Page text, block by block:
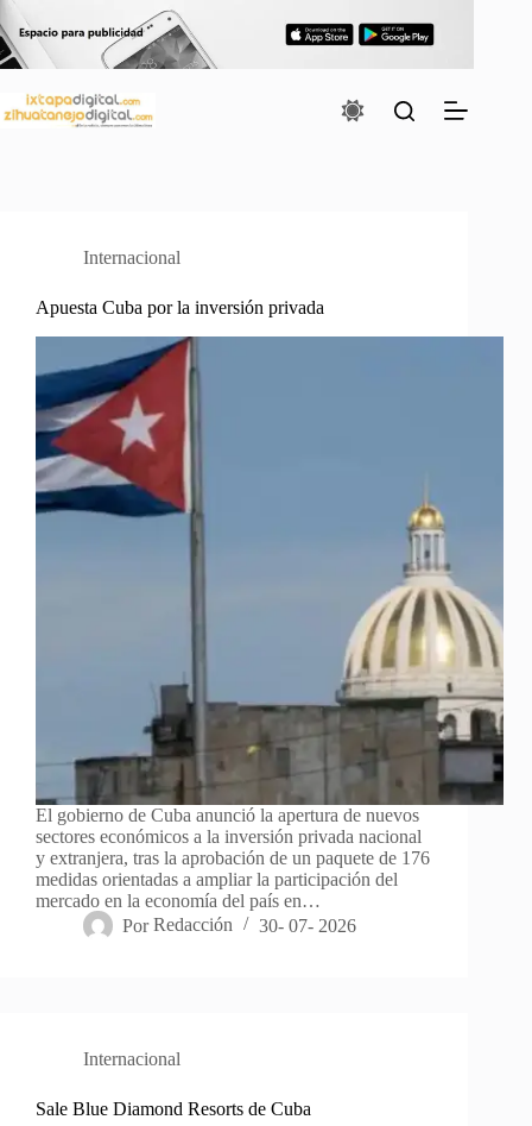
al
contenido
Internacional
Apuesta Cuba por la inversión privada
El gobierno de Cuba anunció la apertura de nuevos
sectores económicos a la inversión privada nacional
y extranjera, tras la aprobación de un paquete de 176
medidas orientadas a ampliar la participación del
mercado en la economía del país en…
Por Redacción 30- 07- 2026
Internacional
Sale Blue Diamond Resorts de Cuba